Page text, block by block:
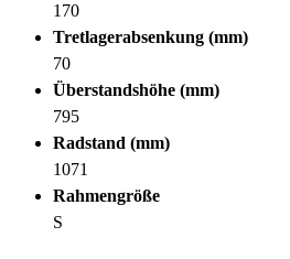
170
Tretlagerabsenkung (mm)
70
Überstandshöhe (mm)
795
Radstand (mm)
1071
Rahmengröße
S